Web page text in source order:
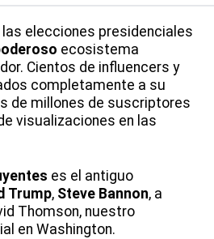
las elecciones presidenciales
ecosistema
Cientos de influencers y
completamente a su
de millones de suscriptores
visualizaciones en las
es el antiguo
Trump, Steve Bannon, a
Thomson, nuestro
en Washington.